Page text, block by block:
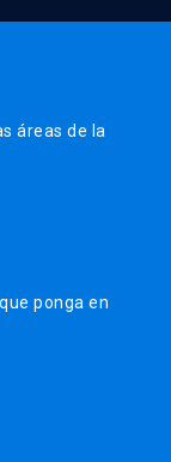
áreas de la
ponga en